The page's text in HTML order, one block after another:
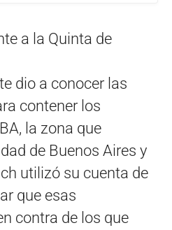
a la Quinta de
dio a conocer las
contener los
la zona que
de Buenos Aires y
utilizó su cuenta de
que esas
contra de los que